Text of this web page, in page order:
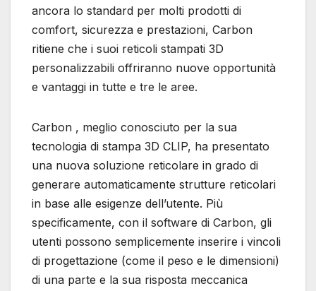
ancora lo standard per molti prodotti di
comfort, sicurezza e prestazioni, Carbon
ritiene che i suoi reticoli stampati 3D
personalizzabili offriranno nuove opportunità
e vantaggi in tutte e tre le aree.
Carbon , meglio conosciuto per la sua
tecnologia di stampa 3D CLIP, ha presentato
una nuova soluzione reticolare in grado di
generare automaticamente strutture reticolari
in base alle esigenze dell’utente. Più
specificamente, con il software di Carbon, gli
utenti possono semplicemente inserire i vincoli
di progettazione (come il peso e le dimensioni)
di una parte e la sua risposta meccanica